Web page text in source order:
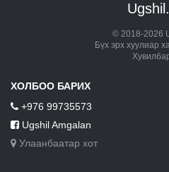
© 2018-2026
Бүх эрх хуулиар
ХОЛБОО БАРИХ
+976 99735573
Ugshil Amgalan
Улаанбаатар хот